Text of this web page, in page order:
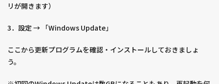
リが開きます）
3．設定 → 「Windows Update」
ここから更新プログラムを確認・インストールしておきましょ
う。